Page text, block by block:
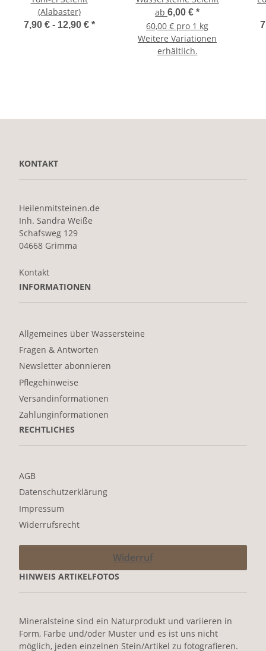
(Alabaster)
7,90 € - 12,90 € *
ab 6,00 € *
60,00 € pro 1 kg
Weitere Variationen
erhältlich.
KONTAKT
Heilenmitsteinen.de
Inh. Sandra Weiße
Schafsweg 129
04668 Grimma
Kontakt
INFORMATIONEN
Allgemeines über Wassersteine
Fragen & Antworten
Newsletter abonnieren
Pflegehinweise
Versandinformationen
Zahlunginformationen
RECHTLICHES
AGB
Datenschutzerklärung
Impressum
Widerrufsrecht
Widerruf
HINWEIS ARTIKELFOTOS
Mineralsteine sind ein Naturprodukt und variieren in
Form, Farbe und/oder Muster und es ist uns nicht
möglich, jeden einzelnen Stein/Artikel zu fotografieren.